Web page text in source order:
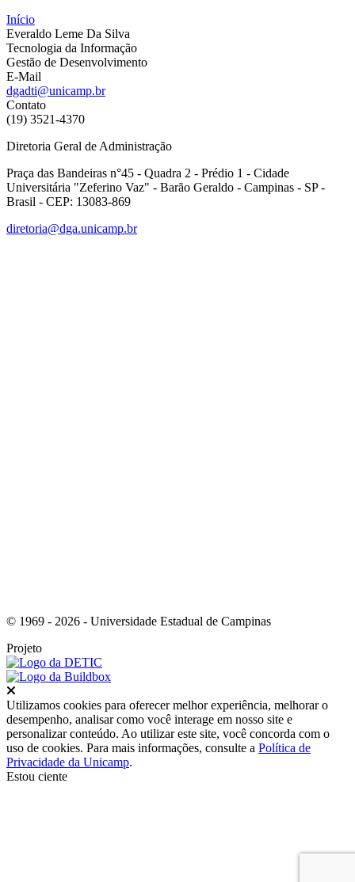
Início
Everaldo Leme Da Silva
Tecnologia da Informação
Gestão de Desenvolvimento
E-Mail
dgadti@unicamp.br
Contato
(19) 3521-4370
Diretoria Geral de Administração
Praça das Bandeiras n°45 - Quadra 2 - Prédio 1 - Cidade
Universitária "Zeferino Vaz" - Barão Geraldo - Campinas - SP -
Brasil - CEP: 13083-869
diretoria@dga.unicamp.br
© 1969 - 2026 - Universidade Estadual de Campinas
Projeto
Utilizamos cookies para oferecer melhor experiência, melhorar o
desempenho, analisar como você interage em nosso site e
personalizar conteúdo. Ao utilizar este site, você concorda com o
uso de cookies. Para mais informações, consulte a Política de
Privacidade da Unicamp.
Estou ciente